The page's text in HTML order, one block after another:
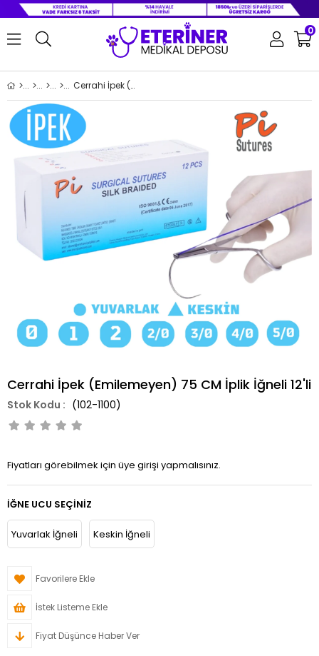
0
Cerrahi İpek (Emilemeyen) 75 CM İplik İğneli 12'li
Cerrahi İpek (Emilemeyen) 75 CM İplik İğneli 12'li
(102-1100)
Fiyatları görebilmek için üye girişi yapmalısınız.
İĞNE UCU SEÇINIZ
Yuvarlak İğneli Keskin İğneli
Favorilere Ekle
İstek Listeme Ekle
Fiyat Düşünce Haber Ver